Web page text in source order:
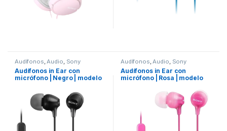
Audífonos,Audio, Sony
Audífonos in Ear con
micrófono | Negro | modelo
Audífonos,Audio, Sony
Audífonos in Ear con
micrófono | Rosa | modelo